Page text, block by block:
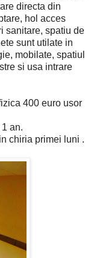
directa din
hol acces
sanitare, spatiu de
sunt utilate in
mobilate, spatiul
si usa intrare
400 euro usor
an.
chiria primei luni .